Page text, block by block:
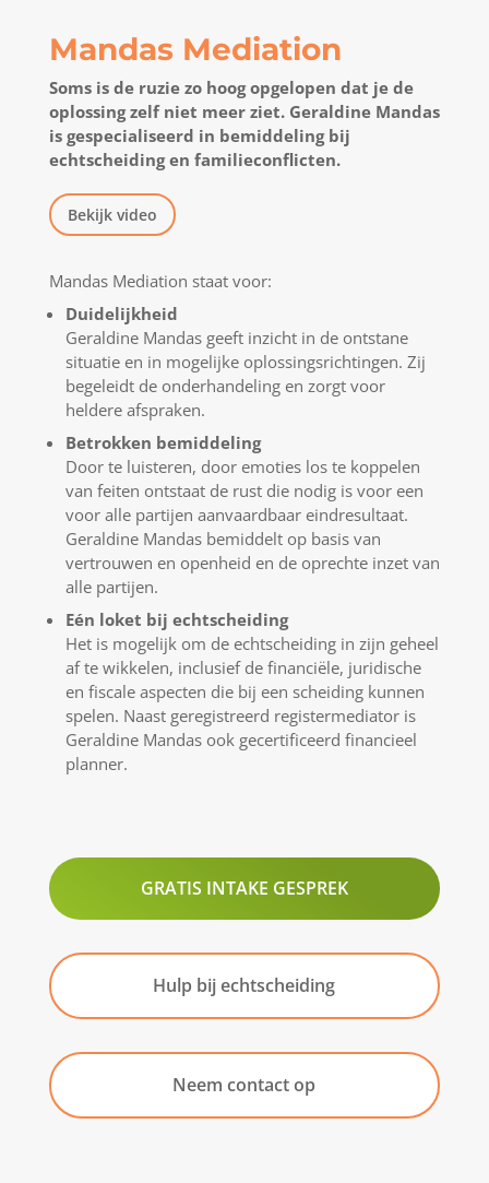
Mandas Mediation
Soms is de ruzie zo hoog opgelopen dat je de
oplossing zelf niet meer ziet. Geraldine Mandas
is gespecialiseerd in bemiddeling bij
echtscheiding en familieconflicten.
Bekijk video
Mandas Mediation staat voor:
Duidelijkheid
Geraldine Mandas geeft inzicht in de ontstane
situatie en in mogelijke oplossingsrichtingen. Zij
begeleidt de onderhandeling en zorgt voor
heldere afspraken.
Betrokken bemiddeling
Door te luisteren, door emoties los te koppelen
van feiten ontstaat de rust die nodig is voor een
voor alle partijen aanvaardbaar eindresultaat.
Geraldine Mandas bemiddelt op basis van
vertrouwen en openheid en de oprechte inzet van
alle partijen.
Eén loket bij echtscheiding
Het is mogelijk om de echtscheiding in zijn geheel
af te wikkelen, inclusief de financiële, juridische
en fiscale aspecten die bij een scheiding kunnen
spelen. Naast geregistreerd registermediator is
Geraldine Mandas ook gecertificeerd financieel
planner.
GRATIS INTAKE GESPREK
Hulp bij echtscheiding
Neem contact op